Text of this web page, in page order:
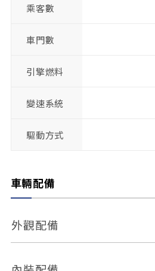
乘客數
車門數
引擎燃料
變速系統
驅動方式
車輛配備
外觀配備
電動天窗